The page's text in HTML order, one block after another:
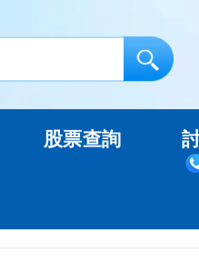
股票查詢